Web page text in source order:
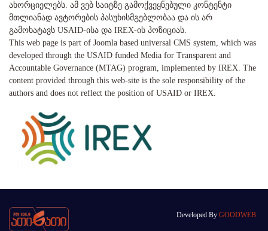
ახორციელებს. ამ ვებ საიტზე გამოქვეყნებული კონტენტი
მთლიანად ავტორების პასუხისმგებლობაა და ის არ
გამოხატავს USAID-ისა და IREX-ის პოზიციას.
This web page is part of Joomla based universal CMS system, which was
developed through the USAID funded Media for Transparent and
Accountable Governance (MTAG) program, implemented by IREX. The
content provided through this web-site is the sole responsibility of the
authors and does not reflect the position of USAID or IREX.
Developed By GOODWEB